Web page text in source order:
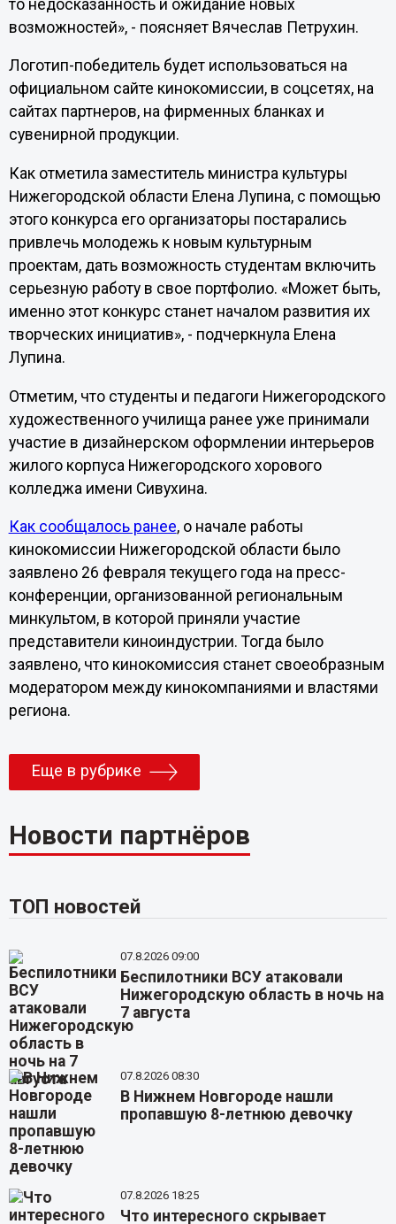
то недосказанность и ожидание новых
возможностей», - поясняет Вячеслав Петрухин.
Логотип-победитель будет использоваться на
официальном сайте кинокомиссии, в соцсетях, на
сайтах партнеров, на фирменных бланках и
сувенирной продукции.
Как отметила заместитель министра культуры
Нижегородской области Елена Лупина, с помощью
этого конкурса его организаторы постарались
привлечь молодежь к новым культурным
проектам, дать возможность студентам включить
серьезную работу в свое портфолио. «Может быть,
именно этот конкурс станет началом развития их
творческих инициатив», - подчеркнула Елена
Лупина.
Отметим, что студенты и педагоги Нижегородского
художественного училища ранее уже принимали
участие в дизайнерском оформлении интерьеров
жилого корпуса Нижегородского хорового
колледжа имени Сивухина.
Как сообщалось ранее, о начале работы
кинокомиссии Нижегородской области было
заявлено 26 февраля текущего года на пресс-
конференции, организованной региональным
минкультом, в которой приняли участие
представители киноиндустрии. Тогда было
заявлено, что кинокомиссия станет своеобразным
модератором между кинокомпаниями и властями
региона.
Еще в рубрике
Новости партнёров
ТОП новостей
07.8.2026 09:00
Беспилотники ВСУ атаковали
Нижегородскую область в ночь на
7 августа
07.8.2026 08:30
В Нижнем Новгороде нашли
пропавшую 8-летнюю девочку
07.8.2026 18:25
Что интересного скрывает